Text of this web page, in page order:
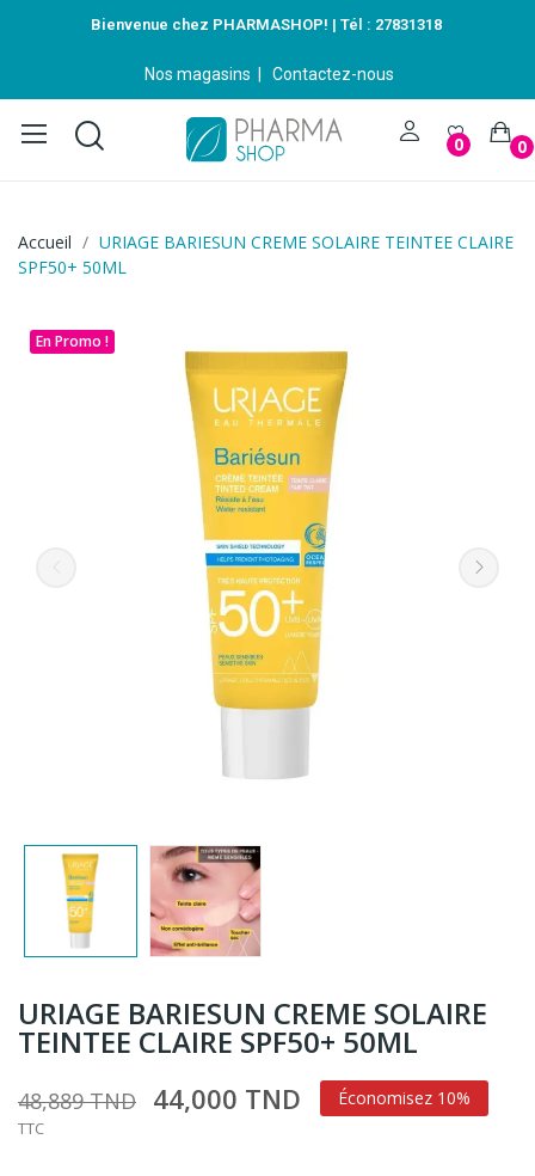
Bienvenue chez PHARMASHOP! | Tél : 27831318
Nos magasins Contactez-nous
0 0
Accueil
URIAGE BARIESUN CREME SOLAIRE TEINTEE CLAIRE
SPF50+ 50ML
En Promo !
URIAGE BARIESUN CREME SOLAIRE
TEINTEE CLAIRE SPF50+ 50ML
48,889 TND 44,000 TND Économisez 10%
TTC